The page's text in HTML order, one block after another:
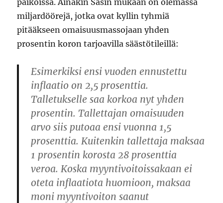
paikoissa. Ainakin Sasin mukaan on olemassa
miljardöörejä, jotka ovat kyllin tyhmiä
pitääkseen omaisuusmassojaan yhden
prosentin koron tarjoavilla säästötileillä:
Esimerkiksi ensi vuoden ennustettu
inflaatio on 2,5 prosenttia.
Talletukselle saa korkoa nyt yhden
prosentin. Tallettajan omaisuuden
arvo siis putoaa ensi vuonna 1,5
prosenttia. Kuitenkin tallettaja maksaa
1 prosentin korosta 28 prosenttia
veroa. Koska myyntivoitoissakaan ei
oteta inflaatiota huomioon, maksaa
moni myyntivoiton saanut